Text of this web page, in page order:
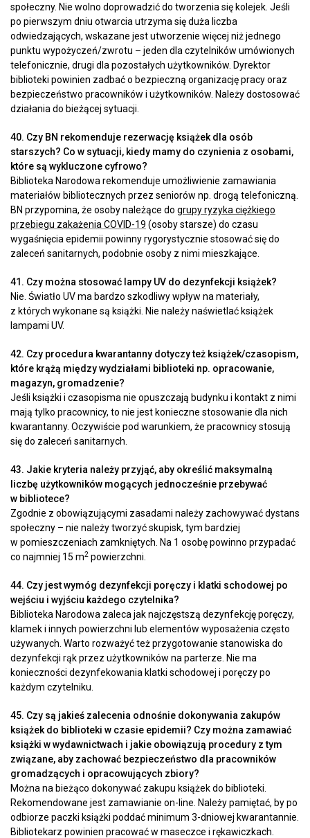
społeczny. Nie wolno doprowadzić do tworzenia się kolejek. Jeśli
po pierwszym dniu otwarcia utrzyma się duża liczba
odwiedzających, wskazane jest utworzenie więcej niż jednego
punktu wypożyczeń/zwrotu – jeden dla czytelników umówionych
telefonicznie, drugi dla pozostałych użytkowników. Dyrektor
biblioteki powinien zadbać o bezpieczną organizację pracy oraz
bezpieczeństwo pracowników i użytkowników. Należy dostosować
działania do bieżącej sytuacji.
40. Czy BN rekomenduje rezerwację książek dla osób
starszych? Co w sytuacji, kiedy mamy do czynienia z osobami,
które są wykluczone cyfrowo?
Biblioteka Narodowa rekomenduje umożliwienie zamawiania
materiałów bibliotecznych przez seniorów np. drogą telefoniczną.
BN przypomina, że osoby należące do grupy ryzyka ciężkiego
przebiegu zakażenia COVID-19 (osoby starsze) do czasu
wygaśnięcia epidemii powinny rygorystycznie stosować się do
zaleceń sanitarnych, podobnie osoby z nimi mieszkające.
41. Czy można stosować lampy UV do dezynfekcji książek?
Nie. Światło UV ma bardzo szkodliwy wpływ na materiały,
z których wykonane są książki. Nie należy naświetlać książek
lampami UV.
42. Czy procedura kwarantanny dotyczy też książek/czasopism,
które krążą między wydziałami biblioteki np. opracowanie,
magazyn, gromadzenie?
Jeśli książki i czasopisma nie opuszczają budynku i kontakt z nimi
mają tylko pracownicy, to nie jest konieczne stosowanie dla nich
kwarantanny. Oczywiście pod warunkiem, że pracownicy stosują
się do zaleceń sanitarnych.
43. Jakie kryteria należy przyjąć, aby określić maksymalną
liczbę użytkowników mogących jednocześnie przebywać
w bibliotece?
Zgodnie z obowiązującymi zasadami należy zachowywać dystans
społeczny – nie należy tworzyć skupisk, tym bardziej
w pomieszczeniach zamkniętych. Na 1 osobę powinno przypadać
co najmniej 15 m2 powierzchni.
44. Czy jest wymóg dezynfekcji poręczy i klatki schodowej po
wejściu i wyjściu każdego czytelnika?
Biblioteka Narodowa zaleca jak najczęstszą dezynfekcję poręczy,
klamek i innych powierzchni lub elementów wyposażenia często
używanych. Warto rozważyć też przygotowanie stanowiska do
dezynfekcji rąk przez użytkowników na parterze. Nie ma
konieczności dezynfekowania klatki schodowej i poręczy po
każdym czytelniku.
45. Czy są jakieś zalecenia odnośnie dokonywania zakupów
książek do biblioteki w czasie epidemii? Czy można zamawiać
książki w wydawnictwach i jakie obowiązują procedury z tym
związane, aby zachować bezpieczeństwo dla pracowników
gromadzących i opracowujących zbiory?
Można na bieżąco dokonywać zakupu książek do biblioteki.
Rekomendowane jest zamawianie on-line. Należy pamiętać, by po
odbiorze paczki książki poddać minimum 3-dniowej kwarantannie.
Bibliotekarz powinien pracować w maseczce i rękawiczkach.